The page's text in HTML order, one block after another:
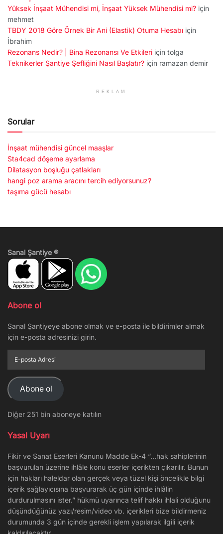
Yüksek İnşaat Mühendisi mi, İnşaat Yüksek Mühendisi mi? için
mehmet
TBDY 2018 Göre Örnek Bir Ani (Elastik) Otuma Hesabı için
İbrahim
Rezonans Nedir? | Bina Rezonansı Ve Etkileri için tolga
Teknikerler Şantiye Şefliğini Nasıl Başlatır? için ramazan demir
REKLAM
Sorular
İnşaat mühendisi güncel maaşlar
Sta4cad döşeme ayarlama
Dilatasyon boşluğu çatlakları
hangi poz arama aracını tercih ediyorsunuz?
taşıma gücü hesabı
Sanal Şantiye ®
Abone ol
Sanal Şantiyeye abone olmak ve e-posta ile bildirimler almak
için e-posta adresinizi girin.
posta
Adresi
Abone ol
Diğer 251 bin aboneye katılın
Yasal Uyarı
Fikir ve Sanat Eserleri Kanunu Madde Ek-4 “…hak sahiplerinin
başvuruları üzerine ihlâle konu eserler içerikten çıkarılır. Bunun
için hakları haleldar olan gerçek veya tüzel kişi öncelikle bilgi
içerik sağlayıcısına başvurarak üç gün içinde ihlâlin
durdurulmasını ister.” hükmü uyarınca telif hakkı ihlali olduğunu
düşündüğünüz yazı/resim/video vb. içerikleri bize bildirmeniz
durumunda 3 gün içinde gerekli işlem yapılarak ilgili içerik